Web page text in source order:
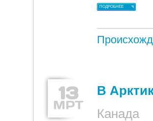
ПОДРОБНЕЕ
13
МРТ
В
Канада